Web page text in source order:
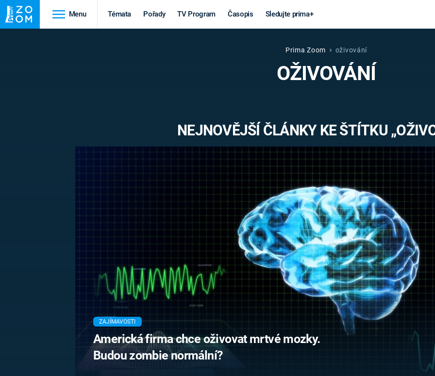
Menu Témata Pořady TV Program Časopis Sledujte prima+
STAROVĚKÝ EGYPT
Věda a
technika
MARS
VÁLEČNÉ
Výročí
NAPOLEON
BRITSKÁ
KRÁLOVSKÁ
RODINA
Záhady a
konspirace
UFO A
MIMOZEMŠŤANÉ
UTAJENÉ PŘÍBĚHY
ČESKÝCH DĚJIN
ALTERNATIVNÍ
FILMY
REALITA
HORORY
REALITA
OPTICKÉ
KLAMY
Prima Zoom oživování
OŽIVOVÁNÍ
NEJNOVĚJŠÍ ČLÁNKY KE ŠTÍTKU
ZAJÍMAVOSTI
Americká firma chce oživovat mrtvé mozky.
Budou zombie normální?